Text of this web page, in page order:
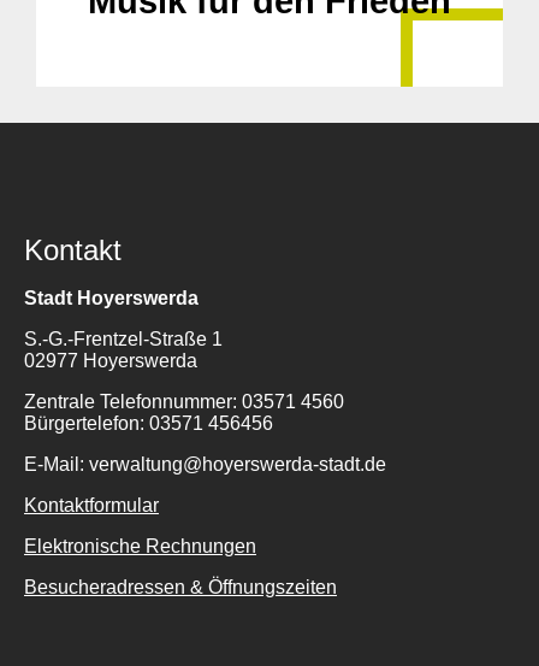
für:
Kontakt
Stadt Hoyerswerda
S.-G.-Frentzel-Straße 1
02977 Hoyerswerda
Zentrale Telefonnummer: 03571 4560
Bürgertelefon: 03571 456456
E-Mail: verwaltung@hoyerswerda-stadt.de
Kontaktformular
Elektronische Rechnungen
Besucheradressen & Öffnungszeiten